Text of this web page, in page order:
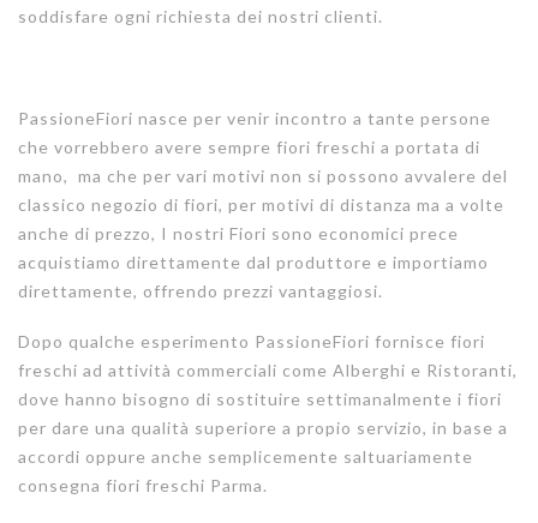
soddisfare ogni richiesta dei nostri clienti.
PassioneFiori nasce per venir incontro a tante persone
che vorrebbero avere sempre fiori freschi a portata di
mano, ma che per vari motivi non si possono avvalere del
classico negozio di fiori, per motivi di distanza ma a volte
anche di prezzo, I nostri Fiori sono economici prece
acquistiamo direttamente dal produttore e importiamo
direttamente, offrendo prezzi vantaggiosi.
Dopo qualche esperimento PassioneFiori fornisce fiori
freschi ad attività commerciali come Alberghi e Ristoranti,
dove hanno bisogno di sostituire settimanalmente i fiori
per dare una qualità superiore a propio servizio, in base a
accordi oppure anche semplicemente saltuariamente
consegna fiori freschi Parma.